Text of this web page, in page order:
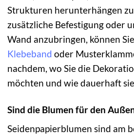
Strukturen herunterhängen zu
zusätzliche Befestigung oder
Wand anzubringen, können
Klebeband oder
nachdem, wo Sie die
möchten und wie dauerhaft
Sind die Blumen für den
Seidenpapierblumen sind am